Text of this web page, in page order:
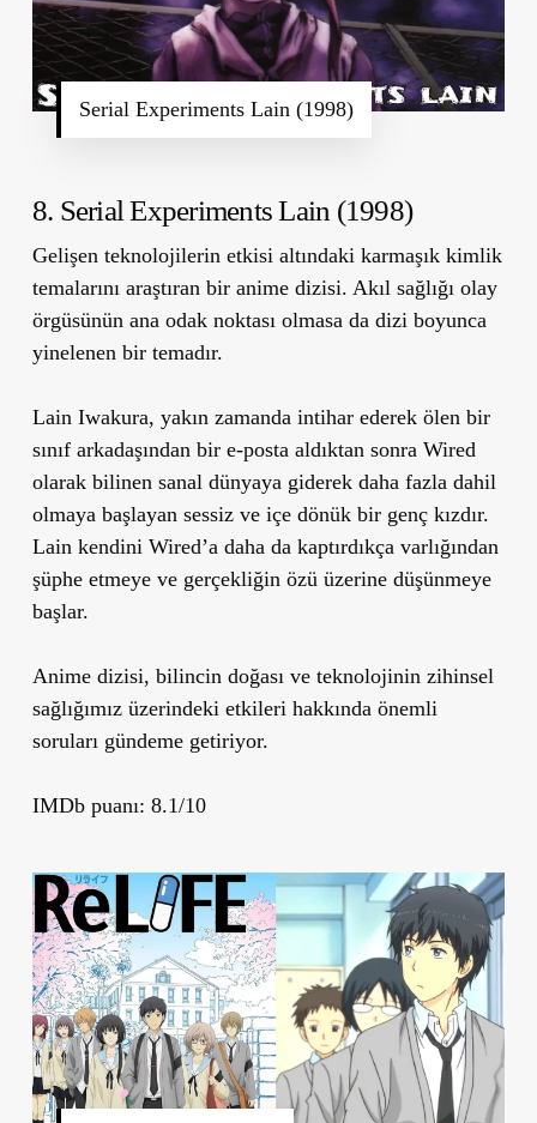
Serial Experiments Lain (1998)
8. Serial Experiments Lain (1998)
Gelişen teknolojilerin etkisi altındaki karmaşık kimlik
temalarını araştıran bir anime dizisi. Akıl sağlığı olay
örgüsünün ana odak noktası olmasa da dizi boyunca
yinelenen bir temadır.
Lain Iwakura, yakın zamanda intihar ederek ölen bir
sınıf arkadaşından bir e-posta aldıktan sonra Wired
olarak bilinen sanal dünyaya giderek daha fazla dahil
olmaya başlayan sessiz ve içe dönük bir genç kızdır.
Lain kendini Wired’a daha da kaptırdıkça varlığından
şüphe etmeye ve gerçekliğin özü üzerine düşünmeye
başlar.
Anime dizisi, bilincin doğası ve teknolojinin zihinsel
sağlığımız üzerindeki etkileri hakkında önemli
soruları gündeme getiriyor.
IMDb puanı: 8.1/10